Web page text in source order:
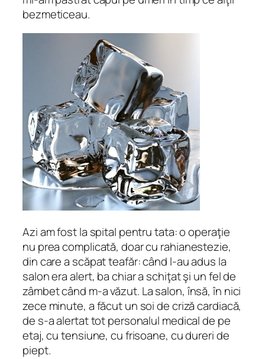
bezmeticeau.
Azi am fost la spital pentru tata: o operaţie
nu prea complicată, doar cu rahianestezie,
din care a scăpat teafăr: când l-au adus la
salon era alert, ba chiar a schiţat şi un fel de
zâmbet când m-a văzut. La salon, însă, în nici
zece minute, a făcut un soi de criză cardiacă,
de s-a alertat tot personalul medical de pe
etaj, cu tensiune, cu frisoane, cu dureri de
piept.